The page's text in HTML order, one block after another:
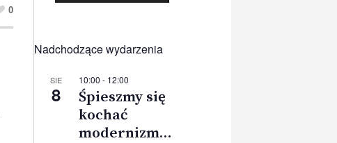
0
Nadchodzące wydarzenia
SIE
8
10:00 - 12:00
Śpieszmy się
kochać
modernizm…